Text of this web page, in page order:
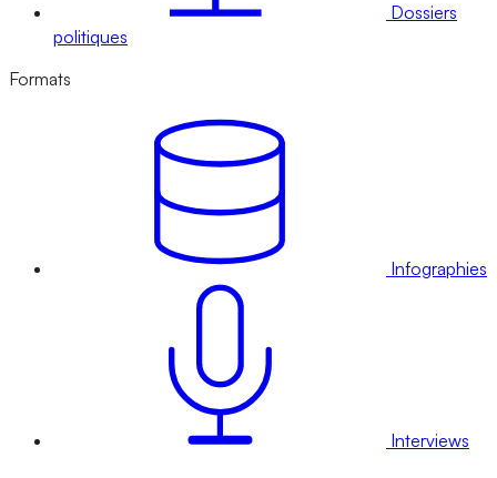
Dossiers
politiques
Formats
Infographies
Interviews